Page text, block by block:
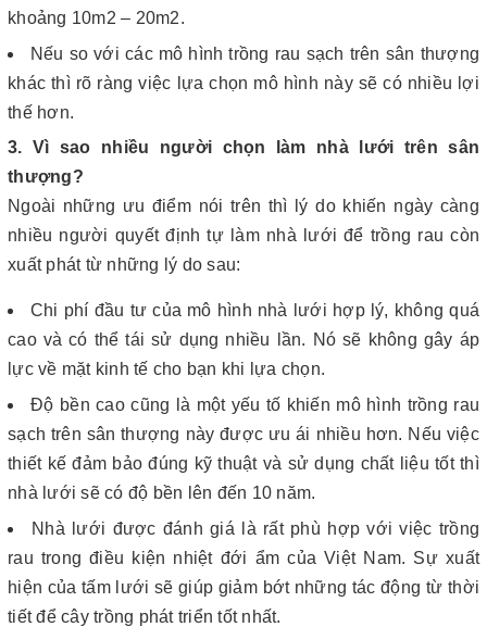
khoảng 10m2 – 20m2.
Nếu so với các mô hình trồng rau sạch trên sân thượng
khác thì rõ ràng việc lựa chọn mô hình này sẽ có nhiều lợi
thế hơn.
3. Vì sao nhiều người chọn làm nhà lưới trên sân
thượng?
Ngoài những ưu điểm nói trên thì lý do khiến ngày càng
nhiều người quyết định tự làm nhà lưới để trồng rau còn
xuất phát từ những lý do sau:
Chi phí đầu tư của mô hình nhà lưới hợp lý, không quá
cao và có thể tái sử dụng nhiều lần. Nó sẽ không gây áp
lực về mặt kinh tế cho bạn khi lựa chọn.
Độ bền cao cũng là một yếu tố khiến mô hình trồng rau
sạch trên sân thượng này được ưu ái nhiều hơn. Nếu việc
thiết kế đảm bảo đúng kỹ thuật và sử dụng chất liệu tốt thì
nhà lưới sẽ có độ bền lên đến 10 năm.
Nhà lưới được đánh giá là rất phù hợp với việc trồng
rau trong điều kiện nhiệt đới ẩm của Việt Nam. Sự xuất
hiện của tấm lưới sẽ giúp giảm bớt những tác động từ thời
tiết để cây trồng phát triển tốt nhất.